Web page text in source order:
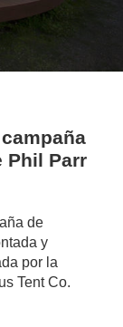
Phil Parr
de
y
por la
Tent Co.
author/jazmin-